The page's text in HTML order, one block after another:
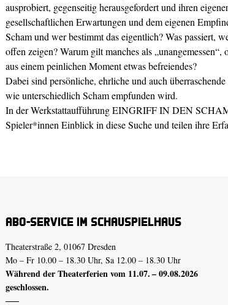
ausprobiert, gegenseitig herausgefordert und ihren
gesellschaftlichen Erwartungen und dem eigenen
Scham und wer bestimmt das eigentlich? Was passiert,
offen zeigen? Warum gilt manches als
aus einem peinlichen Moment etwas befreiendes?
Dabei sind persönliche, ehrliche und auch
wie unterschiedlich Scham empfunden wird.
In der Werkstattaufführung EINGRIFF IN DEN
Spieler*innen Einblick in diese Suche und teilen ihre
Abo-Service im Schauspielhaus
Theaterstraße 2, 01067 Dresden
Mo – Fr 10.00 – 18.30 Uhr, Sa 12.00 – 18.30 Uhr
Während der Theaterferien vom 11.07. – 09.08.2026
geschlossen.